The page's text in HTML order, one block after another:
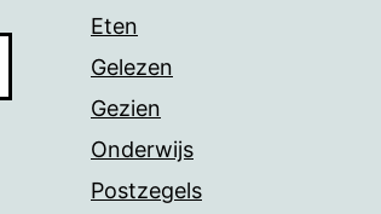
Eten
Gelezen
Gezien
Onderwijs
Postzegels